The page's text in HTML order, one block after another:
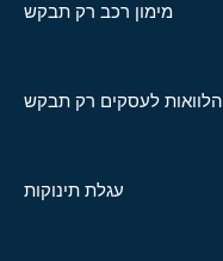
מימון רכב רק תבקש
הלוואות לעסקים רק תבקש
עגלת תינוקות